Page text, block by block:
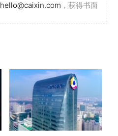
hello@caixin.com ，获得书面